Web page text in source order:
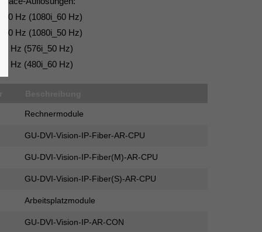
60 Hz (1080i_60 Hz)
50 Hz (1080i_50 Hz)
Hz (576i_50 Hz)
Hz (480i_60 Hz)
Rechnermodule
GU-DVI-Vision-IP-Fiber-AR-CPU
GU-DVI-Vision-IP-Fiber(M)-AR-CPU
GU-DVI-Vision-IP-Fiber(S)-AR-CPU
Arbeitsplatzmodule
GU-DVI-Vision-IP-AR-CON